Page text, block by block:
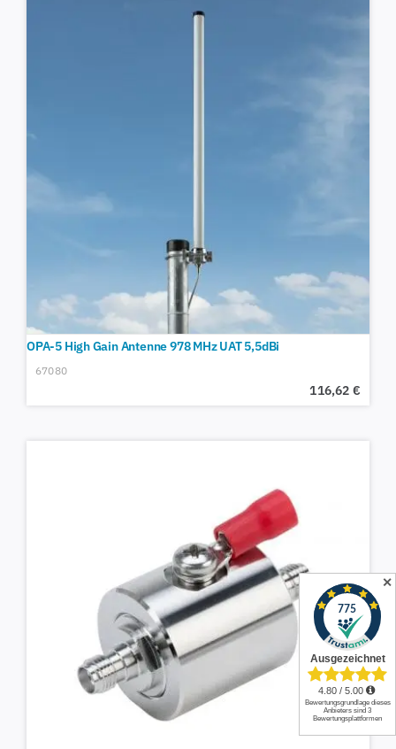
OPA-5 High Gain Antenne 978 MHz UAT 5,5dBi
67080
116,62 €
✕